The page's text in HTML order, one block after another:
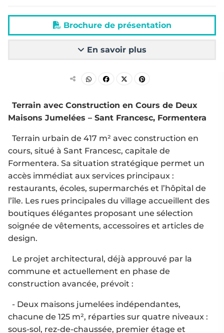
Brochure de présentation
En savoir plus
Terrain avec Construction en Cours de Deux
Maisons Jumelées – Sant Francesc, Formentera
Terrain urbain de 417 m² avec construction en
cours, situé à Sant Francesc, capitale de
Formentera. Sa situation stratégique permet un
accès immédiat aux services principaux :
restaurants, écoles, supermarchés et l’hôpital de
l’île. Les rues principales du village accueillent des
boutiques élégantes proposant une sélection
soignée de vêtements, accessoires et articles de
design.
Le projet architectural, déjà approuvé par la
commune et actuellement en phase de
construction avancée, prévoit :
- Deux maisons jumelées indépendantes,
chacune de 125 m², réparties sur quatre niveaux :
sous-sol, rez-de-chaussée, premier étage et